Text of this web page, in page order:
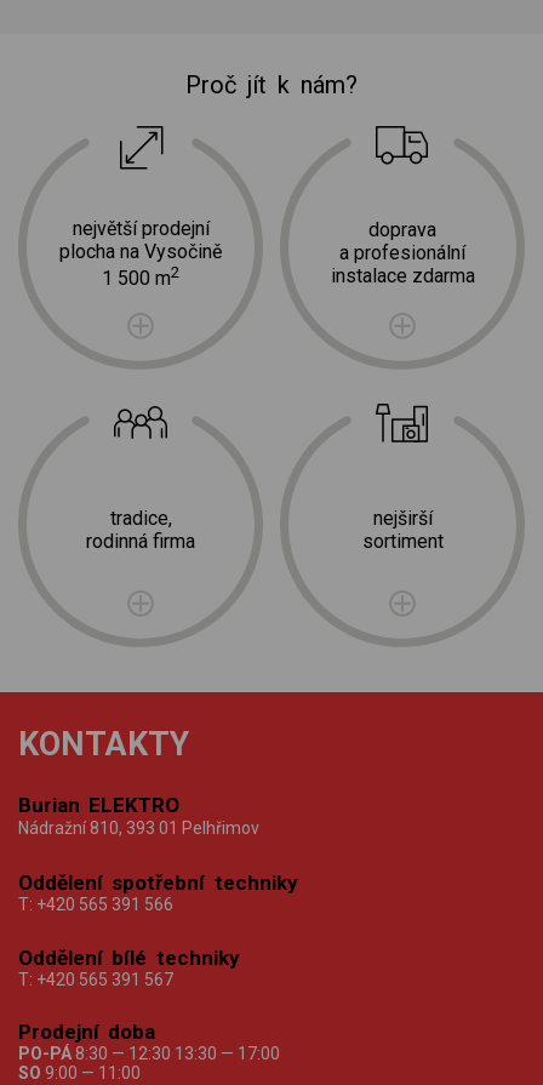
Proč jít k nám?
největší prodejní
plocha na Vysočině
1 500 m2
tradice,
rodinná firma
doprava
a profesionální
instalace zdarma
nejširší
sortiment
KONTAKTY
Burian ELEKTRO
Nádražní 810, 393 01 Pelhřimov
Oddělení spotřební techniky
T: +420 565 391 566
Oddělení bílé techniky
T: +420 565 391 567
Prodejní doba
PO-PÁ 8:30 — 12:30 13:30 — 17:00
SO 9:00 — 11:00